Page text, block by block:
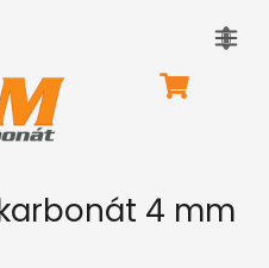
NÁKUPNÍ
4 mm